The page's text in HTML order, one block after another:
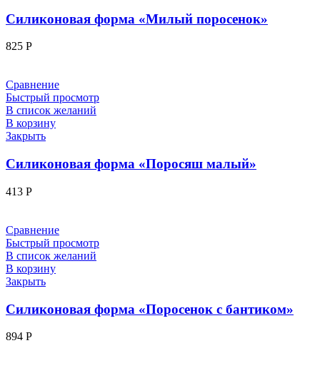
Силиконовая форма «Милый поросенок»
825 Р
Сравнение
Быстрый просмотр
В список желаний
В корзину
Закрыть
Силиконовая форма «Поросяш малый»
413 Р
Сравнение
Быстрый просмотр
В список желаний
В корзину
Закрыть
Силиконовая форма «Поросенок с бантиком»
894 Р